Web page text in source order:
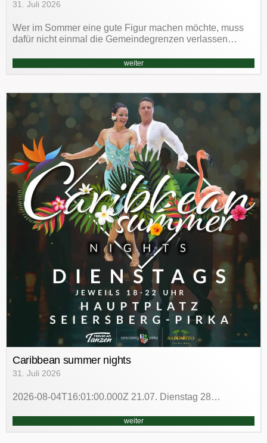
31. Juli 2026
Wer im Sommer eine gute Figur machen möchte, muss
dafür nicht einmal die Gemeindegrenzen verlassen…
weiter
Caribbean summer nights
31. Juli 2026
2026-08-04T16:01:00.000Z 21.07. Dienstag 28…
weiter